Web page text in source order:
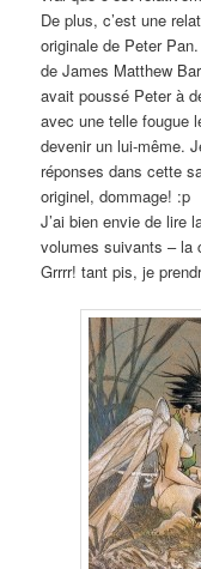
De plus, c’est une
originale de Peter
de James Matthew
avait poussé Peter à
avec une telle fougue
devenir un lui-même.
réponses dans cette
originel, dommage! :p
J’ai bien envie de lire
volumes suivants –
Grrrr! tant pis, je